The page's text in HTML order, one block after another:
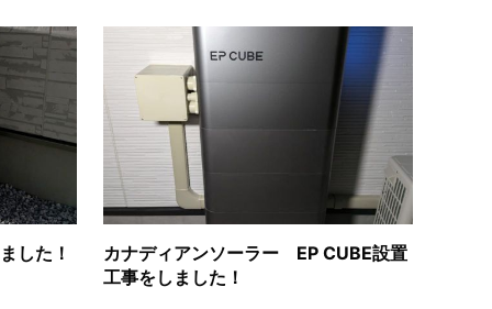
した！
カナディアンソーラー EP CUBE設置
工事をしました！